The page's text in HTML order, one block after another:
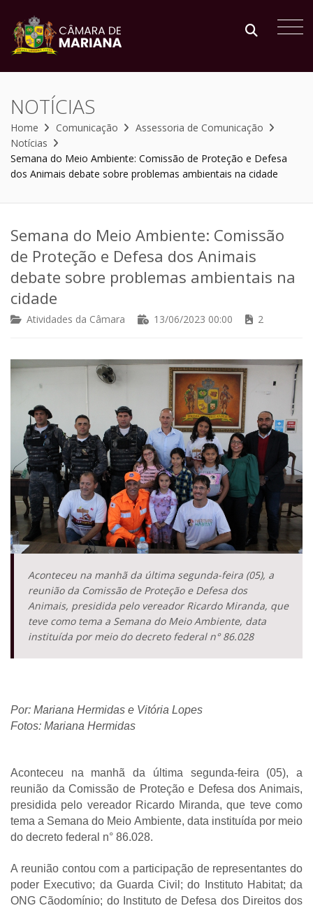
NOTÍCIAS
Home Comunicação
Assessoria de Comunicação
Notícias
Semana do Meio Ambiente: Comissão de Proteção e Defesa
dos Animais debate sobre problemas ambientais na cidade
Semana do Meio Ambiente: Comissão
de Proteção e Defesa dos Animais
debate sobre problemas ambientais na
cidade
Atividades da Câmara 13/06/2023 00:00 2
Aconteceu na manhã da última segunda-feira (05), a
reunião da Comissão de Proteção e Defesa dos
Animais, presidida pelo vereador Ricardo Miranda, que
teve como tema a Semana do Meio Ambiente, data
instituída por meio do decreto federal n° 86.028
Por: Mariana Hermidas e Vitória Lopes
Fotos: Mariana Hermidas
Aconteceu na manhã da última segunda-feira (05), a
reunião da Comissão de Proteção e Defesa dos Animais,
presidida pelo vereador Ricardo Miranda, que teve como
tema a Semana do Meio Ambiente, data instituída por meio
do decreto federal n° 86.028.
A reunião contou com a participação de representantes do
poder Executivo; da Guarda Civil; do Instituto Habitat; da
ONG Cãodomínio; do Instituto de Defesa dos Direitos dos